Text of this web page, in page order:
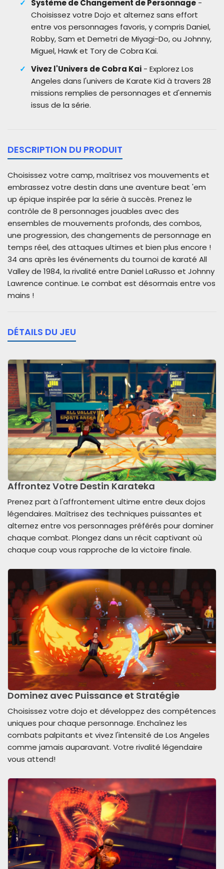
Système de Changement de Personnage-
Choisissez votre Dojo et alternez sans effort
entre vos personnages favoris, y compris Daniel,
Robby, Sam et Demetri de Miyagi-Do, ou Johnny,
Miguel, Hawk et Tory de Cobra Kai.
Vivez l'Univers de Cobra Kai- Explorez Los
Angeles dans l'univers de Karate Kid à travers 28
missions remplies de personnages et d'ennemis
issus de la série.
DESCRIPTION DU PRODUIT
Choisissez votre camp, maîtrisez vos mouvements et
embrassez votre destin dans une aventure beat 'em
up épique inspirée par la série à succès. Prenez le
contrôle de 8 personnages jouables avec des
ensembles de mouvements profonds, des combos,
une progression, des changements de personnage en
temps réel, des attaques ultimes et bien plus encore !
34 ans après les événements du tournoi de karaté All
Valley de 1984, la rivalité entre Daniel LaRusso et Johnny
Lawrence continue. Le combat est désormais entre vos
mains !
DÉTAILS DU JEU
Affrontez Votre Destin Karateka
Prenez part à l'affrontement ultime entre deux dojos
légendaires. Maîtrisez des techniques puissantes et
alternez entre vos personnages préférés pour dominer
chaque combat. Plongez dans un récit captivant où
chaque coup vous rapproche de la victoire finale.
Dominez avec Puissance et Stratégie
Choisissez votre dojo et développez des compétences
uniques pour chaque personnage. Enchaînez les
combats palpitants et vivez l'intensité de Los Angeles
comme jamais auparavant. Votre rivalité légendaire
vous attend!